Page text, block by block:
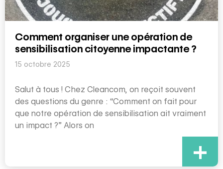
Comment organiser une opération de
sensibilisation citoyenne impactante ?
15 octobre 2025
Salut à tous ! Chez Cleancom, on reçoit souvent
des questions du genre : “Comment on fait pour
que notre opération de sensibilisation ait vraiment
un impact ?” Alors on
+